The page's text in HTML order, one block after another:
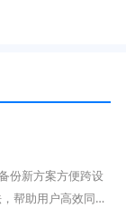
份新方案方便跨设
帮助用户高效同步